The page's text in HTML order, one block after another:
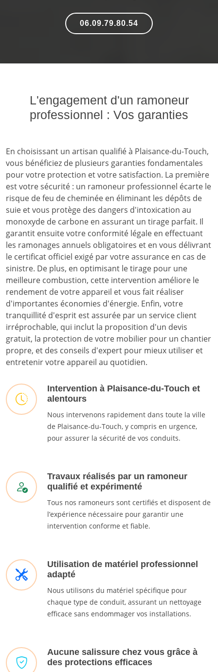
06.09.79.80.54
L'engagement d'un ramoneur
professionnel : Vos garanties
En choisissant un artisan qualifié à Plaisance-du-Touch,
vous bénéficiez de plusieurs garanties fondamentales
pour votre protection et votre satisfaction. La première
est votre sécurité : un ramoneur professionnel écarte le
risque de feu de cheminée en éliminant les dépôts de
suie et vous protège des dangers d'intoxication au
monoxyde de carbone en assurant un tirage parfait. Il
garantit ensuite votre conformité légale en effectuant
les ramonages annuels obligatoires et en vous délivrant
le certificat officiel exigé par votre assurance en cas de
sinistre. De plus, en optimisant le tirage pour une
meilleure combustion, cette intervention améliore le
rendement de votre appareil et vous fait réaliser
d'importantes économies d'énergie. Enfin, votre
tranquillité d'esprit est assurée par un service client
irréprochable, qui inclut la proposition d'un devis
gratuit, la protection de votre mobilier pour un chantier
propre, et des conseils d'expert pour mieux utiliser et
entretenir votre appareil au quotidien.
Intervention à Plaisance-du-Touch et
alentours
Nous intervenons rapidement dans toute la ville
de Plaisance-du-Touch, y compris en urgence,
pour assurer la sécurité de vos conduits.
Travaux réalisés par un ramoneur
qualifié et expérimenté
Tous nos ramoneurs sont certifiés et disposent de
l’expérience nécessaire pour garantir une
intervention conforme et fiable.
Utilisation de matériel professionnel
adapté
Nous utilisons du matériel spécifique pour
chaque type de conduit, assurant un nettoyage
efficace sans endommager vos installations.
Aucune salissure chez vous grâce à
des protections efficaces